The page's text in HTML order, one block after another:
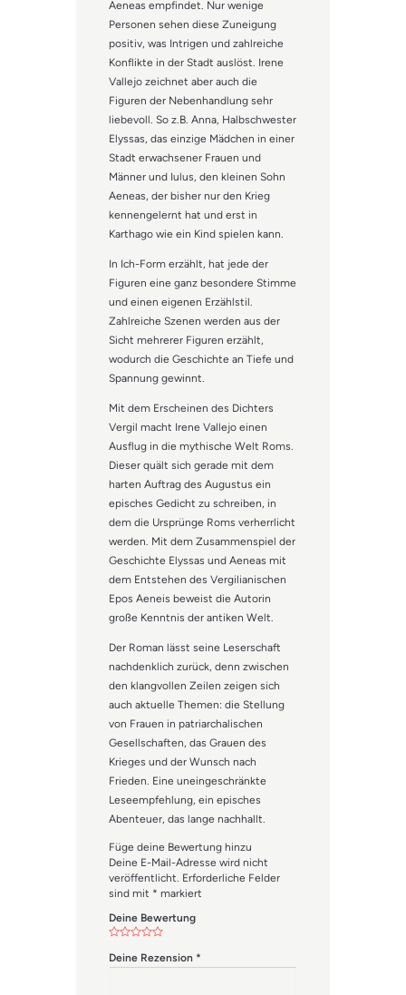
Aeneas empfindet. Nur wenige
Personen sehen diese Zuneigung
positiv, was Intrigen und zahlreiche
Konflikte in der Stadt auslöst. Irene
Vallejo zeichnet aber auch die
Figuren der Nebenhandlung sehr
liebevoll. So z.B. Anna, Halbschwester
Elyssas, das einzige Mädchen in einer
Stadt erwachsener Frauen und
Männer und Iulus, den kleinen Sohn
Aeneas, der bisher nur den Krieg
kennengelernt hat und erst in
Karthago wie ein Kind spielen kann.
In Ich-Form erzählt, hat jede der
Figuren eine ganz besondere Stimme
und einen eigenen Erzählstil.
Zahlreiche Szenen werden aus der
Sicht mehrerer Figuren erzählt,
wodurch die Geschichte an Tiefe und
Spannung gewinnt.
Mit dem Erscheinen des Dichters
Vergil macht Irene Vallejo einen
Ausflug in die mythische Welt Roms.
Dieser quält sich gerade mit dem
harten Auftrag des Augustus ein
episches Gedicht zu schreiben, in
dem die Ursprünge Roms verherrlicht
werden. Mit dem Zusammenspiel der
Geschichte Elyssas und Aeneas mit
dem Entstehen des Vergilianischen
Epos Aeneis beweist die Autorin
große Kenntnis der antiken Welt.
Der Roman lässt seine Leserschaft
nachdenklich zurück, denn zwischen
den klangvollen Zeilen zeigen sich
auch aktuelle Themen: die Stellung
von Frauen in patriarchalischen
Gesellschaften, das Grauen des
Krieges und der Wunsch nach
Frieden. Eine uneingeschränkte
Leseempfehlung, ein episches
Abenteuer, das lange nachhallt.
Füge deine Bewertung hinzu
Deine E-Mail-Adresse wird nicht
veröffentlicht. Erforderliche Felder
sind mit * markiert
Deine Bewertung
Deine Rezension *